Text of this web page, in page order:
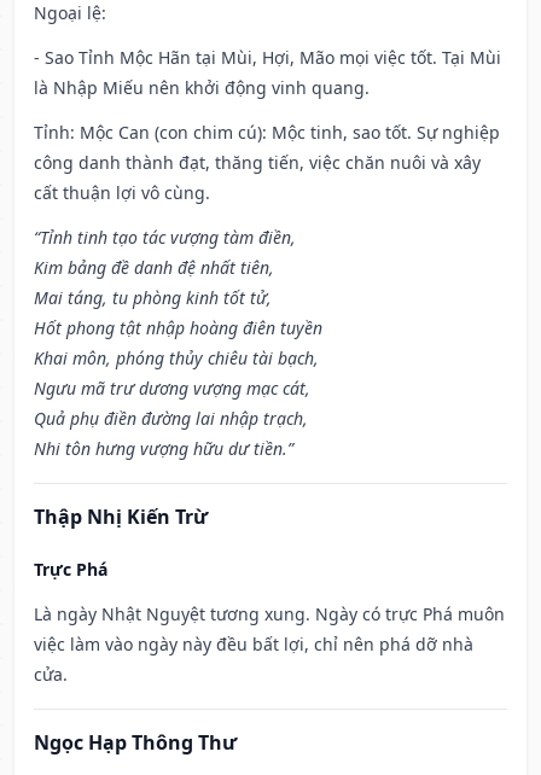
Ngoại lệ:
- Sao Tỉnh Mộc Hãn tại Mùi, Hợi, Mão mọi việc tốt. Tại Mùi
là Nhập Miếu nên khởi động vinh quang.
Tỉnh: Mộc Can (con chim cú): Mộc tinh, sao tốt. Sự nghiệp
công danh thành đạt, thăng tiến, việc chăn nuôi và xây
cất thuận lợi vô cùng.
“Tỉnh tinh tạo tác vượng tàm điền,
Kim bảng đề danh đệ nhất tiên,
Mai táng, tu phòng kinh tốt tử,
Hốt phong tật nhập hoàng điên tuyền
Khai môn, phóng thủy chiêu tài bạch,
Ngưu mã trư dương vượng mạc cát,
Quả phụ điền đường lai nhập trạch,
Nhi tôn hưng vượng hữu dư tiền.”
Thập Nhị Kiến Trừ
Trực Phá
Là ngày Nhật Nguyệt tương xung. Ngày có trực Phá muôn
việc làm vào ngày này đều bất lợi, chỉ nên phá dỡ nhà
cửa.
Ngọc Hạp Thông Thư